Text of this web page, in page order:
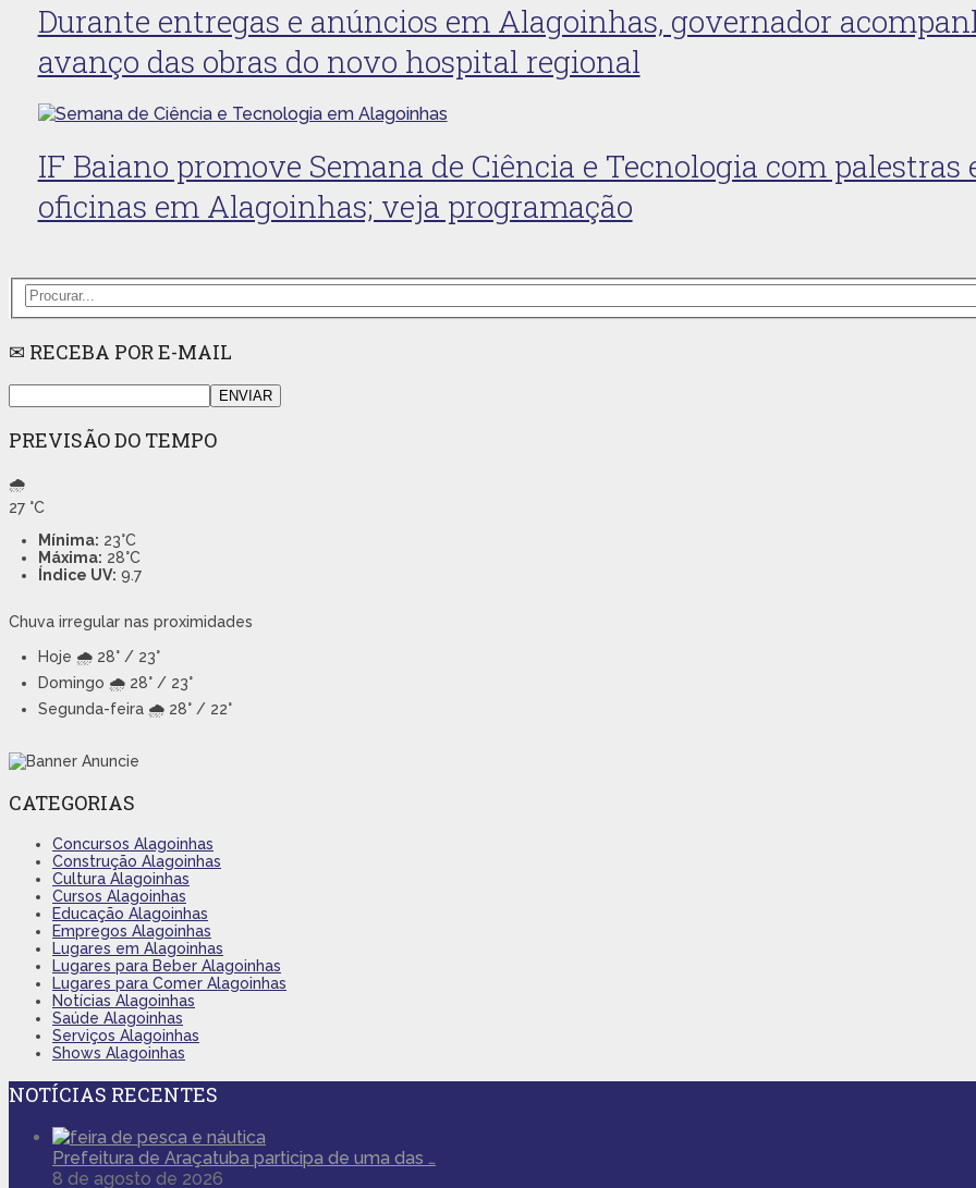
Durante entregas e anúncios em Alagoinhas, governador
avanço das obras do novo hospital regional
IF Baiano promove Semana de Ciência e Tecnologia com palestras
oficinas em Alagoinhas; veja programação
✉ RECEBA POR E-MAIL
PREVISÃO DO TEMPO
🌧️
27 °C
Mínima: 23°C
Máxima: 28°C
Índice UV: 9.7
Chuva irregular nas proximidades
Hoje 🌧️ 28° / 23°
Domingo 🌧️ 28° / 23°
Segunda-feira 🌧️ 28° / 22°
CATEGORIAS
Concursos Alagoinhas
Construção Alagoinhas
Cultura Alagoinhas
Cursos Alagoinhas
Educação Alagoinhas
Empregos Alagoinhas
Lugares em Alagoinhas
Lugares para Beber Alagoinhas
Lugares para Comer Alagoinhas
Notícias Alagoinhas
Saúde Alagoinhas
Serviços Alagoinhas
Shows Alagoinhas
NOTÍCIAS RECENTES
Prefeitura de Araçatuba participa de uma das …
8 de agosto de 2026